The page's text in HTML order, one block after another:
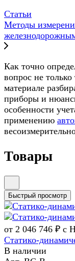
Статьи
Методы
Как точно
вопрос не
материале
приборы и
особенности
применению
Товары
Быстрый просмотр
от 2 046 746 ₽ с
Статико-
В наличии